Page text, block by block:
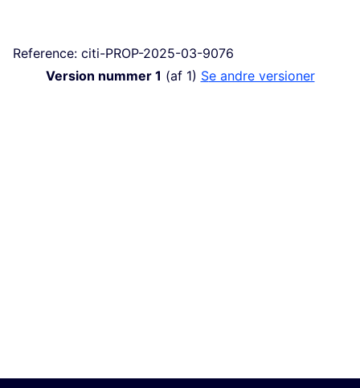
Reference: citi-PROP-2025-03-9076
Version nummer 1 (af 1) se andre versioner